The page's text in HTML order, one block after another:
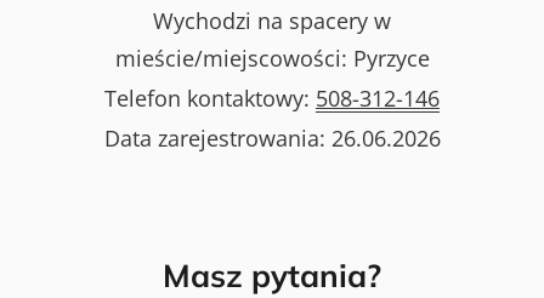
Wychodzi na spacery w
mieście/miejscowości: Pyrzyce
Telefon kontaktowy: 508-312-146
Data zarejestrowania: 26.06.2026
Masz pytania?